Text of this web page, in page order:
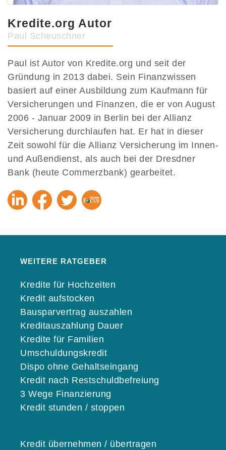
Kredite.org Autor
Paul Scheuschner
Paul ist Autor von Kredite.org und seit der
Gründung in 2013 dabei. Sein Finanzwissen
basiert auf einer Ausbildung zum Kaufmann für
Versicherungen und Finanzen, die er von August
2006 - Januar 2009 in Berlin bei der Allianz
Versicherung durchlaufen hat. Er hat in dieser
Zeit sowohl für die Allianz Versicherung im Innen-
und Außendienst, als auch bei der Dresdner
Bank (heute Commerzbank) gearbeitet.
WEITERE RATGEBER
Kredite für Hochzeiten
Kredit aufstocken
Bausparvertrag auszahlen
Kreditauszahlung Dauer
Kredite für Familien
Umschuldungskredit
Dispo ohne Gehaltseingang
Kredit nach Restschuldbefreiung
3 Wege Finanzierung
Kredit stunden / stoppen
Kredit übernehmen / übertragen